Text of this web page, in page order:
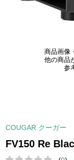
商品画像
他の商品
参
COUGAR クーガー
FV150 Re